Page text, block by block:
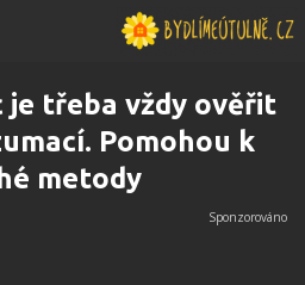
je třeba vždy ověřit
Pomohou k
metody